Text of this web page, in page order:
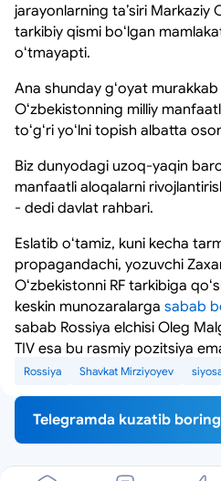
jarayonlarning taʼsiri Markaziy
tarkibiy qismi boʻlgan
oʻtmayapti.
Ana shunday gʻoyat
Oʻzbekistonning milliy
toʻgʻri yoʻlni topish albatta
Biz dunyodagi uzoq-yaqin
manfaatli aloqalarni
- dedi davlat rahbari.
Eslatib oʻtamiz, kuni kecha
propagandachi, yozuvchi
Oʻzbekistonni RF tarkibiga
keskin munozaralarga sabab
sabab Rossiya elchisi Oleg
TIV esa bu rasmiy pozitsiya
Rossiya Shavkat Mirziyoyev
Telegramda kuzatib